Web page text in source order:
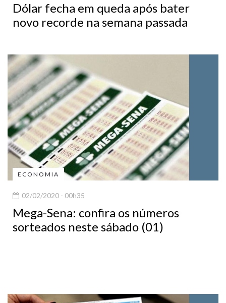
Dólar fecha em queda após bater
novo recorde na semana passada
ECONOMIA
02/02/2020 - 00h35
Mega-Sena: confira os números
sorteados neste sábado (01)